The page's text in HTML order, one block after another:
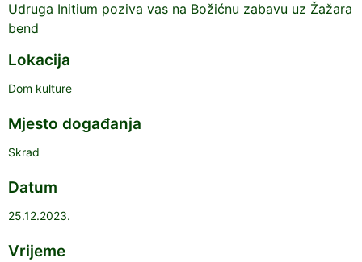
Udruga Initium poziva vas na Božićnu zabavu uz Žažara
bend
Lokacija
Dom kulture
Mjesto događanja
Skrad
Datum
25.12.2023.
Vrijeme